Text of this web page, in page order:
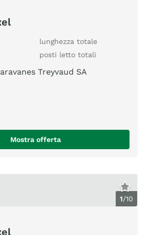
lunghezza totale
posti letto totali
Treyvaud SA
Mostra offerta
1/10